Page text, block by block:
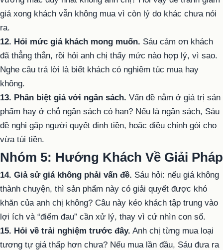
giá xong khách vẫn không mua vì còn lý do khác chưa nói
ra.
12. Hỏi mức giá khách mong muốn. Sáu cảm ơn khách
đã thẳng thắn, rồi hỏi anh chị thấy mức nào hợp lý, vì sao.
Nghe câu trả lời là biết khách có nghiêm túc mua hay
không.
13. Phân biệt giá với ngân sách. Vấn đề nằm ở giá trị sản
phẩm hay ở chỗ ngân sách có hạn? Nếu là ngân sách, Sáu
đề nghị gặp người quyết định tiền, hoặc điều chỉnh gói cho
vừa túi tiền.
Nhóm 5: Hướng Khách Về Giải Pháp
14. Giả sử giá không phải vấn đề. Sáu hỏi: nếu giá không
thành chuyện, thì sản phẩm này có giải quyết được khó
khăn của anh chị không? Câu này kéo khách tập trung vào
lợi ích và “điểm đau” cần xử lý, thay vì cứ nhìn con số.
15. Hỏi về trải nghiệm trước đây. Anh chị từng mua loại
tương tự giá thấp hơn chưa? Nếu mua lần đầu, Sáu đưa ra